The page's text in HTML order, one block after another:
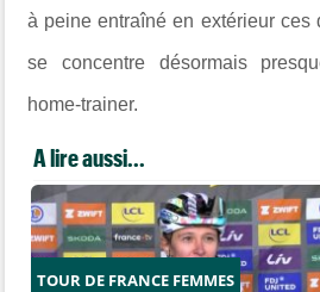
à peine entraîné en extérieur ces
se concentre désormais
home-trainer.
A lire aussi...
TOUR DE FRANCE FEMMES